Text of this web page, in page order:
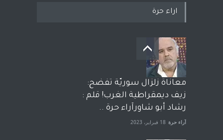
اراء حرة
معاناة زلزال سوريّة تفضح:
زيف ديمقراطية الغرب! قلم :
رشاد أبو شاورآراء حرة ..
آراء حرة 18 فبراير، 2023